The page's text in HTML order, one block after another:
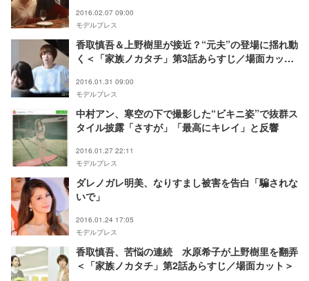
2016.02.07 09:00
モデルプレス
香取慎吾＆上野樹里が接近？“元夫”の登場に揺れ動
く＜「家族ノカタチ」第3話あらすじ／場面カット
2016.01.31 09:00
モデルプレス
中村アン、寒空の下で撮影した“ビキニ姿”で抜群ス
タイル披露「さすが」「最高にキレイ」と反響
2016.01.27 22:11
モデルプレス
ダレノガレ明美、なりすまし被害を告白「騙されな
いで」
2016.01.24 17:05
モデルプレス
香取慎吾、苦悩の連続 水原希子が上野樹里を翻弄
＜「家族ノカタチ」第2話あらすじ／場面カット＞